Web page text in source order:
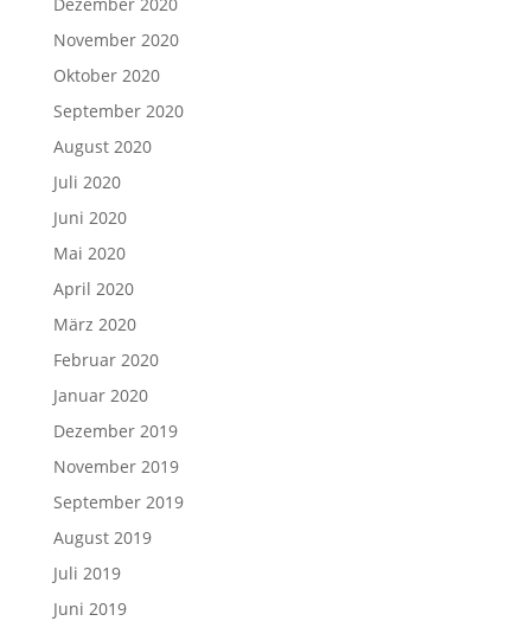
November 2020
Oktober 2020
September 2020
August 2020
Juli 2020
Juni 2020
Mai 2020
April 2020
März 2020
Februar 2020
Januar 2020
Dezember 2019
November 2019
September 2019
August 2019
Juli 2019
Juni 2019